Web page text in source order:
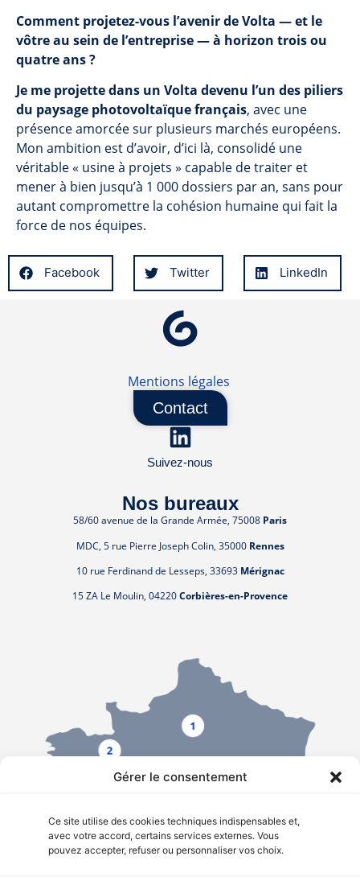
Gérer le consentement
Ce site utilise des cookies techniques indispensables et,
avec votre accord, certains services externes. Vous
pouvez accepter, refuser ou personnaliser vos choix.
Comment projetez-vous l’avenir de Volta — et le
vôtre au sein de l’entreprise — à horizon trois ou
quatre ans ?
Je me projette dans un Volta devenu l’un des piliers
du paysage photovoltaïque français, avec une
présence amorcée sur plusieurs marchés européens.
Mon ambition est d’avoir, d’ici là, consolidé une
véritable « usine à projets » capable de traiter et
mener à bien jusqu’à 1 000 dossiers par an, sans pour
autant compromettre la cohésion humaine qui fait la
force de nos équipes.
Facebook Twitter LinkedIn
Mentions légales
Contact
Suivez-nous
Nos bureaux
58/60 avenue de la Grande Armée, 75008 Paris
MDC, 5 rue Pierre Joseph Colin, 35000 Rennes
10 rue Ferdinand de Lesseps, 33693 Mérignac
15 ZA Le Moulin, 04220Corbières-en-Provence